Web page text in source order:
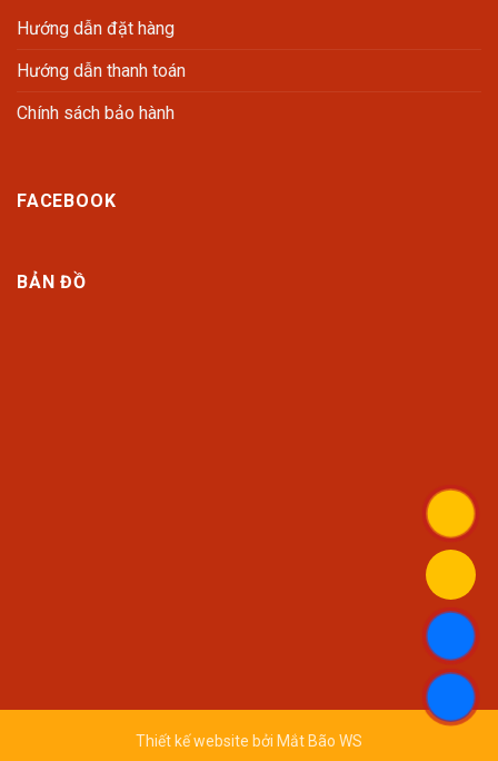
Hướng dẫn đặt hàng
Hướng dẫn thanh toán
Chính sách bảo hành
FACEBOOK
BẢN ĐỒ
Thiết kế website bởi Mắt Bão WS